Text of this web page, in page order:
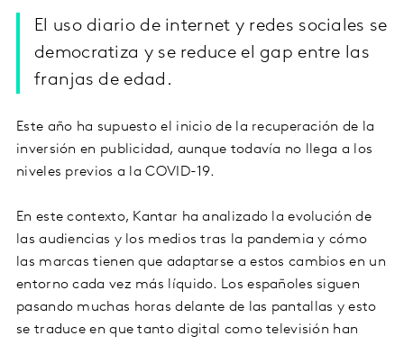
El uso diario de internet y redes sociales se
democratiza y se reduce el gap entre las
franjas de edad.
Este año ha supuesto el inicio de la recuperación de la
inversión en publicidad, aunque todavía no llega a los
niveles previos a la COVID-19.
En este contexto, Kantar ha analizado la evolución de
las audiencias y los medios tras la pandemia y cómo
las marcas tienen que adaptarse a estos cambios en un
entorno cada vez más líquido. Los españoles siguen
pasando muchas horas delante de las pantallas y esto
se traduce en que tanto digital como televisión han